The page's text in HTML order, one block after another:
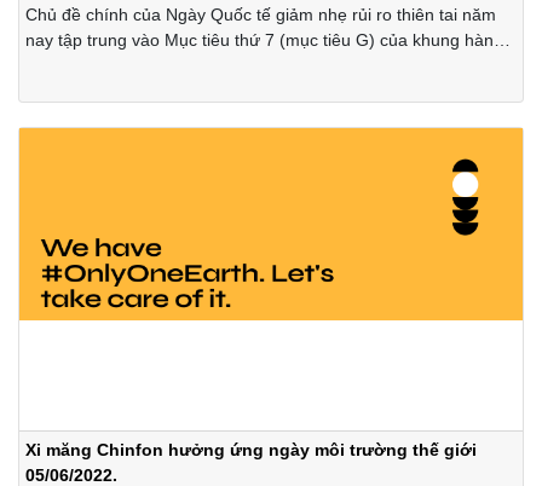
Chủ đề chính của Ngày Quốc tế giảm nhẹ rủi ro thiên tai năm
nay tập trung vào Mục tiêu thứ 7 (mục tiêu G) của khung hành
Xi măng Chinfon hưởng ứng ngày môi trường thế giới
05/06/2022.